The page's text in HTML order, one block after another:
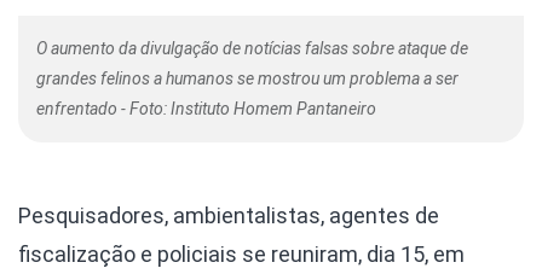
O aumento da divulgação de notícias falsas sobre ataque de
grandes felinos a humanos se mostrou um problema a ser
enfrentado - Foto: Instituto Homem Pantaneiro
Pesquisadores, ambientalistas, agentes de
fiscalização e policiais se reuniram, dia 15, em